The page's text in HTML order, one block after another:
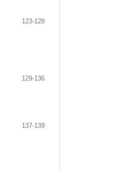
123-128
129-136
137-139